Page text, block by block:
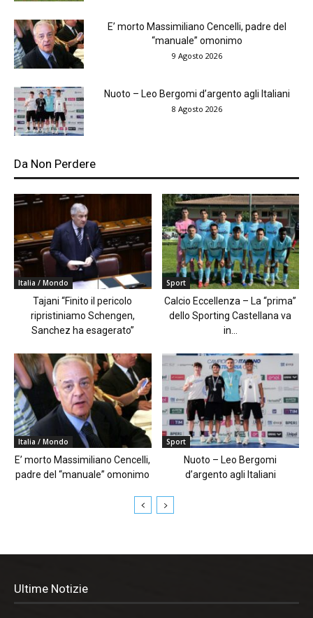
E’ morto Massimiliano Cencelli, padre del
“manuale” omonimo
9 Agosto 2026
Nuoto – Leo Bergomi d’argento agli Italiani
8 Agosto 2026
Da Non Perdere
Italia / Mondo
Tajani “Finito il pericolo
ripristiniamo Schengen,
Sanchez ha esagerato”
Sport
Calcio Eccellenza – La “prima”
dello Sporting Castellana va
in...
Italia / Mondo
E’ morto Massimiliano Cencelli,
padre del “manuale” omonimo
Sport
Nuoto – Leo Bergomi
d’argento agli Italiani
Ultime Notizie